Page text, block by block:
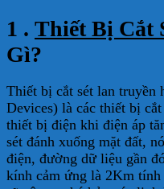
1 . Thiết Bị Cắt
Gì?
Thiết bị cắt sét lan truyền
Devices) là các thiết bị
thiết bị điện khi điện áp
sét đánh xuống mặt đất,
điện, đường dữ liệu gần
kính cảm ứng là 2Km